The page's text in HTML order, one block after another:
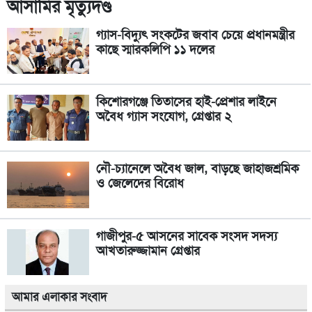
আসামির মৃত্যুদণ্ড
গ্যাস-বিদ্যুৎ সংকটের জবাব চেয়ে প্রধানমন্ত্রীর
কাছে স্মারকলিপি ১১ দলের
কিশোরগঞ্জে তিতাসের হাই-প্রেশার লাইনে
অবৈধ গ্যাস সংযোগ, গ্রেপ্তার ২
নৌ-চ্যানেলে অবৈধ জাল, বাড়ছে জাহাজশ্রমিক
ও জেলেদের বিরোধ
গাজীপুর-৫ আসনের সাবেক সংসদ সদস্য
আখতারুজ্জামান গ্রেপ্তার
আমার এলাকার সংবাদ